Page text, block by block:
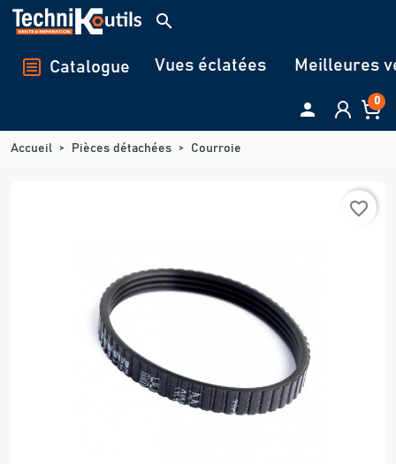
Panneau de gestion des cookies
search
Catalogue Vues éclatées Meilleures
 0
Accueil Pièces détachées Courroie
favorite_border